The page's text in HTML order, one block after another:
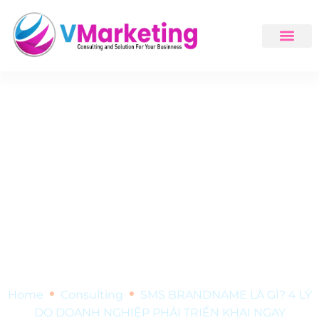
Home • Consulting • SMS BRANDNAME LÀ GÌ? 4 LÝ
DO DOANH NGHIỆP PHẢI TRIỂN KHAI NGAY